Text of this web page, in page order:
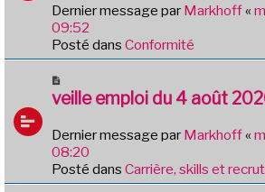
a
u
m
s
g
e
Dernier message par Markhoff«
09:52
Posté dans Conformité
o
v
e
a
u
veille emploi du 4 août
Dernier message par Markhoff«
08:20
Posté dans Carrière, skills et